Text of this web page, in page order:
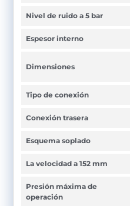
Nivel de ruido a 5 bar
Espesor interno
Dimensiones
Tipo de conexión
Conexión trasera
Esquema soplado
La velocidad a 152 mm
Presión máxima de
operación